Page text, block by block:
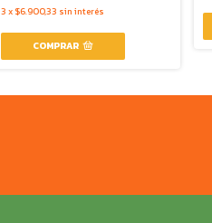
3 x $6.900,33 sin interés